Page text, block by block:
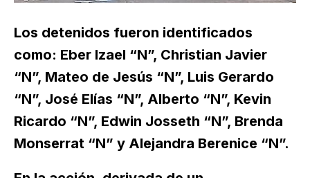
Los detenidos fueron identificados
como: Eber Izael “N”, Christian Javier
“N”, Mateo de Jesús “N”, Luis Gerardo
“N”, José Elías “N”, Alberto “N”, Kevin
Ricardo “N”, Edwin Josseth “N”, Brenda
Monserrat “N” y Alejandra Berenice “N”.